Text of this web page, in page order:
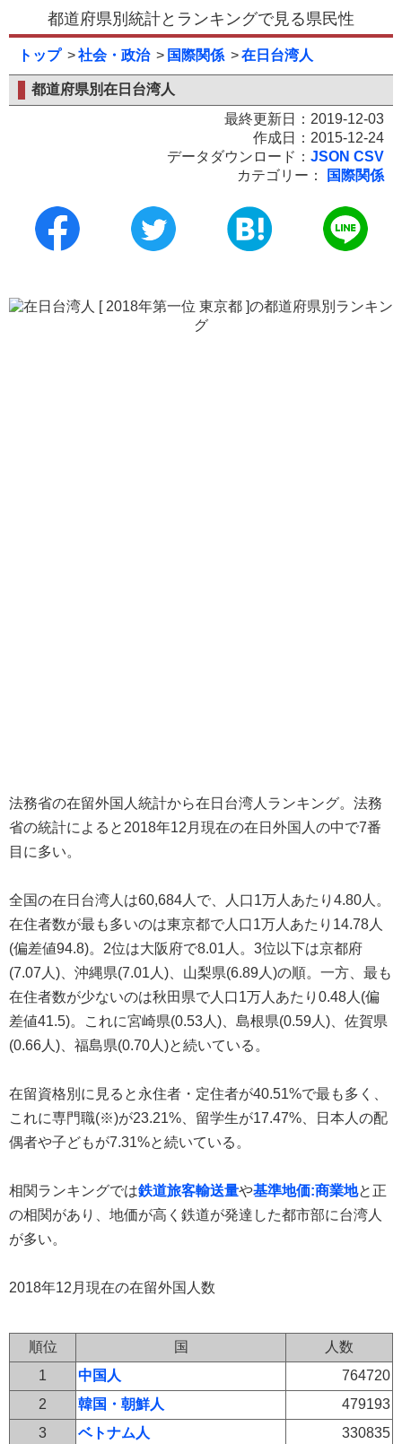
都道府県別統計とランキングで見る県民性
トップ 社会・政治 国際関係 在日台湾人
都道府県別在日台湾人
最終更新日：2019-12-03
作成日：2015-12-24
データダウンロード： JSON CSV
カテゴリー：
国際関係
法務省の在留外国人統計から在日台湾人ランキング。法務
省の統計によると2018年12月現在の在日外国人の中で7番
目に多い。
全国の在日台湾人は60,684人で、人口1万人あたり4.80人。
在住者数が最も多いのは東京都で人口1万人あたり14.78人
(偏差値94.8)。2位は大阪府で8.01人。3位以下は京都府
(7.07人)、沖縄県(7.01人)、山梨県(6.89人)の順。一方、最も
在住者数が少ないのは秋田県で人口1万人あたり0.48人(偏
差値41.5)。これに宮崎県(0.53人)、島根県(0.59人)、佐賀県
(0.66人)、福島県(0.70人)と続いている。
在留資格別に見ると永住者・定住者が40.51%で最も多く、
これに専門職(※)が23.21%、留学生が17.47%、日本人の配
偶者や子どもが7.31%と続いている。
相関ランキングでは鉄道旅客輸送量や基準地価:商業地と正
の相関があり、地価が高く鉄道が発達した都市部に台湾人
が多い。
2018年12月現在の在留外国人数
順位 国
人数
1
中国人
764720
2
韓国・朝鮮人
479193
3
ベトナム人
330835